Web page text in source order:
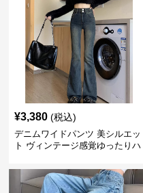
¥3,380 (税込)
デニムワイドパンツ 美シルエッ
ト ヴィンテージ感覚ゆったりハ